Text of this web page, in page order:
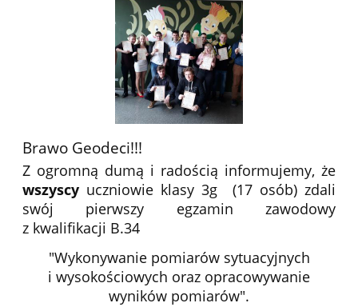
Brawo Geodeci!!!
Z ogromną dumą i radością informujemy, że
wszyscy uczniowie klasy 3g (17 osób) zdali
swój pierwszy egzamin zawodowy
z kwalifikacji B.34
"Wykonywanie pomiarów sytuacyjnych
i wysokościowych oraz opracowywanie
wyników pomiarów".